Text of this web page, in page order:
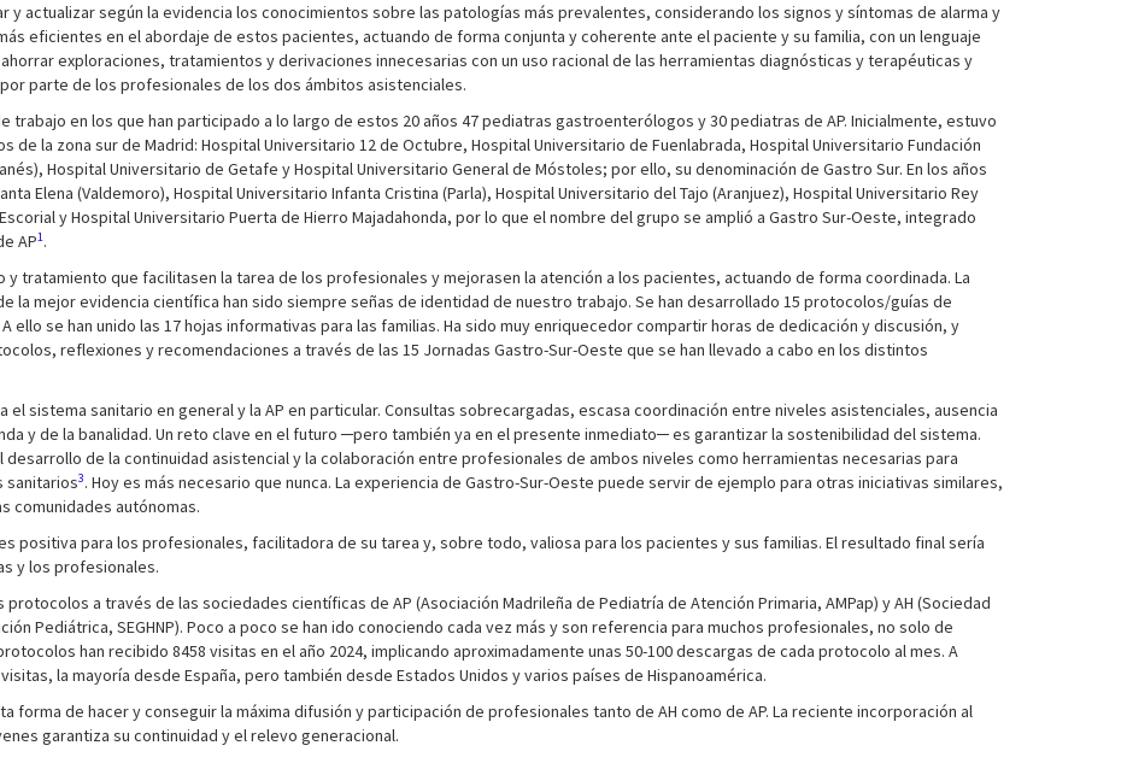
actualizar según la evidencia los conocimientos sobre las patologías más prevalentes, considerando los signos y síntomas de alarma y
eficientes en el abordaje de estos pacientes, actuando de forma conjunta y coherente ante el paciente y su familia, con un lenguaje
exploraciones, tratamientos y derivaciones innecesarias con un uso racional de las herramientas diagnósticas y terapéuticas y
parte de los profesionales de los dos ámbitos asistenciales.
trabajo en los que han participado a lo largo de estos 20 años 47 pediatras gastroenterólogos y 30 pediatras de AP. Inicialmente, estuvo
la zona sur de Madrid: Hospital Universitario 12 de Octubre, Hospital Universitario de Fuenlabrada, Hospital Universitario Fundación
Hospital Universitario de Getafe y Hospital Universitario General de Móstoles; por ello, su denominación de Gastro Sur. En los años
Elena (Valdemoro), Hospital Universitario Infanta Cristina (Parla), Hospital Universitario del Tajo (Aranjuez), Hospital Universitario Rey
y Hospital Universitario Puerta de Hierro Majadahonda, por lo que el nombre del grupo se amplió a Gastro Sur-Oeste, integrado
AP1.
tratamiento que facilitasen la tarea de los profesionales y mejorasen la atención a los pacientes, actuando de forma coordinada. La
la mejor evidencia científica han sido siempre señas de identidad de nuestro trabajo. Se han desarrollado 15 protocolos/guías de
se han unido las 17 hojas informativas para las familias. Ha sido muy enriquecedor compartir horas de dedicación y discusión, y
reflexiones y recomendaciones a través de las 15 Jornadas Gastro-Sur-Oeste que se han llevado a cabo en los distintos
sistema sanitario en general y la AP en particular. Consultas sobrecargadas, escasa coordinación entre niveles asistenciales, ausencia
y de la banalidad. Un reto clave en el futuro ─pero también ya en el presente inmediato─ es garantizar la sostenibilidad del sistema.
desarrollo de la continuidad asistencial y la colaboración entre profesionales de ambos niveles como herramientas necesarias para
sanitarios3. Hoy es más necesario que nunca. La experiencia de Gastro-Sur-Oeste puede servir de ejemplo para otras iniciativas similares,
comunidades autónomas.
positiva para los profesionales, facilitadora de su tarea y, sobre todo, valiosa para los pacientes y sus familias. El resultado final sería
y los profesionales.
a través de las sociedades científicas de AP (Asociación Madrileña de Pediatría de Atención Primaria, AMPap) y AH (Sociedad
Pediátrica, SEGHNP). Poco a poco se han ido conociendo cada vez más y son referencia para muchos profesionales, no solo de
han recibido 8458 visitas en el año 2024, implicando aproximadamente unas 50-100 descargas de cada protocolo al mes. A
la mayoría desde España, pero también desde Estados Unidos y varios países de Hispanoamérica.
forma de hacer y conseguir la máxima difusión y participación de profesionales tanto de AH como de AP. La reciente incorporación al
garantiza su continuidad y el relevo generacional.